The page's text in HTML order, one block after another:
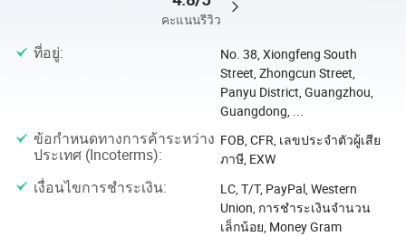
คะแนนรีวิว
ที่อยู่:
No. 38, Xiongfeng South
Street, Zhongcun Street,
Panyu District, Guangzhou,
Guangdong, ...
ข้อกำหนดทางการค้าระหว่าง
ประเทศ (Incoterms):
FOB, CFR, เลขประจำตัวผู้เสีย
ภาษี, EXW
เงื่อนไขการชำระเงิน:
LC, T/T, PayPal, Western
Union, การชำระเงินจำนวน
เล็กน้อย, Money Gram